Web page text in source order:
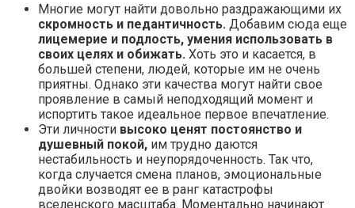
Многие могут найти довольно раздражающими их
скромность и педантичность. Добавим сюда еще
лицемерие и подлость, умения использовать в
своих целях и обижать. Хоть это и касается, в
большей степени, людей, которые им не очень
приятны. Однако эти качества могут найти свое
проявление в самый неподходящий момент и
испортить такое идеальное первое впечатление.
Эти личности высоко ценят постоянство и
душевный покой, им трудно даются
нестабильность и неупорядоченность. Так что,
когда случается смена планов, эмоциональные
двойки возводят ее в ранг катастрофы
вселенского масштаба. Моментально начинают